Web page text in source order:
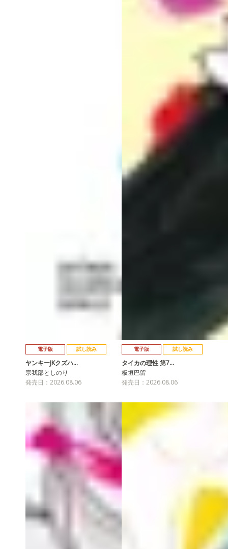
電子版 試し読み
ヤンキーJKクズハ…
宗我部としのり
発売日：2026.08.06
電子版 試し読み
タイカの理性 第7…
板垣巴留
発売日：2026.08.06